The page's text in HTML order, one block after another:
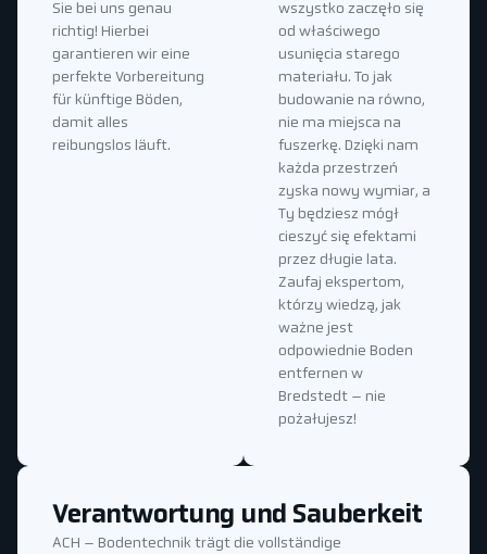
wszystko zaczęło się
od właściwego
usunięcia starego
materiału. To jak
budowanie na równo,
nie ma miejsca na
fuszerkę. Dzięki nam
każda przestrzeń
zyska nowy wymiar, a
Ty będziesz mógł
cieszyć się efektami
przez długie lata.
Zaufaj ekspertom,
którzy wiedzą, jak
ważne jest
odpowiednie Boden
entfernen w
Bredstedt – nie
pożałujesz!
Sie bei uns genau
richtig! Hierbei
garantieren wir eine
perfekte Vorbereitung
für künftige Böden,
damit alles
reibungslos läuft.
Verantwortung und Sauberkeit
ACH – Bodentechnik trägt die vollständige